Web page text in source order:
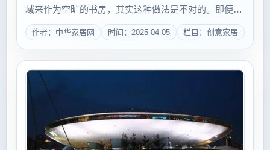
域来作为空旷的书房，其实这种做法是不对的。即便平
时没有客人到来家中，客厅也不会成为一个安静的区
域。如果在这个地方学习或者工作，很容易被意想不到
作者：中华家居网 时间：2025-04-05 栏目：创意家居